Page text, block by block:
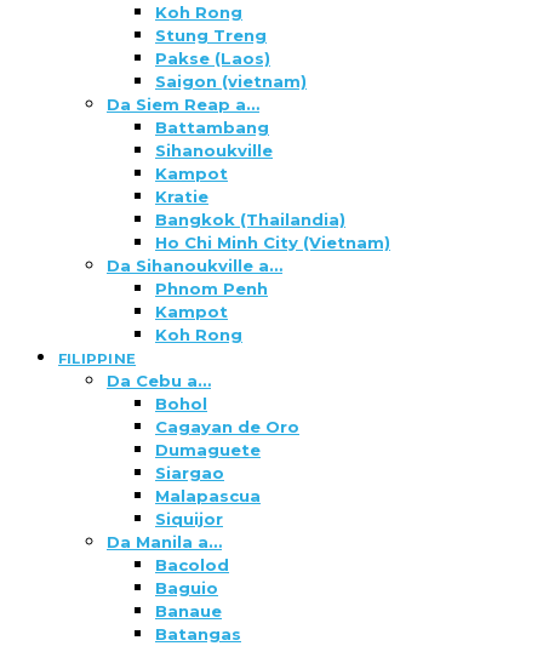
Koh Rong
Stung Treng
Pakse (Laos)
Saigon (vietnam)
Da Siem Reap a…
Battambang
Sihanoukville
Kampot
Kratie
Bangkok (Thailandia)
Ho Chi Minh City (Vietnam)
Da Sihanoukville a…
Phnom Penh
Kampot
Koh Rong
FILIPPINE
Da Cebu a…
Bohol
Cagayan de Oro
Dumaguete
Siargao
Malapascua
Siquijor
Da Manila a…
Bacolod
Baguio
Banaue
Batangas